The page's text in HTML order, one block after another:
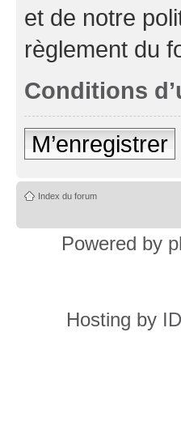
et de notre
règlement du
Conditions
M’enregistrer
Index du forum
Powered by
Hosting by